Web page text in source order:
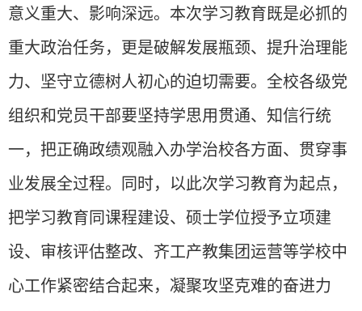
意义重大、影响深远。本次学习教育既是必抓的
重大政治任务，更是破解发展瓶颈、提升治理能
力、坚守立德树人初心的迫切需要。全校各级党
组织和党员干部要坚持学思用贯通、知信行统
一，把正确政绩观融入办学治校各方面、贯穿事
业发展全过程。同时， 以此次学习教育为起点，
把学习教育同课程建设、硕士学位授予立项建
设、审核评估整改、齐工产教集团运营等学校中
心工作紧密结合起来，凝聚攻坚克难的奋进力